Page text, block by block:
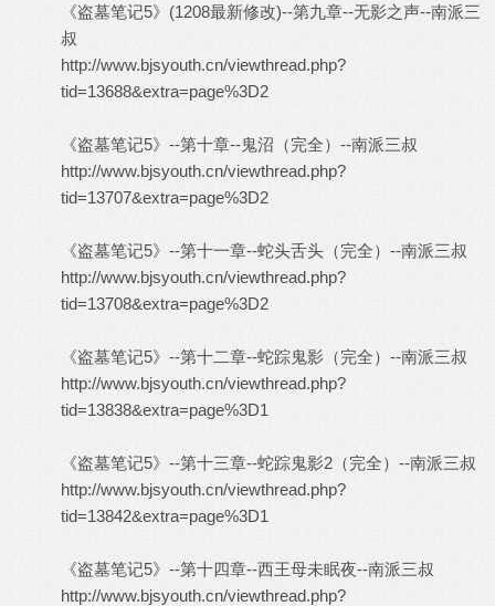
《盗墓笔记5》(1208最新修改)--第九章--无影之声--南派三
叔
http://www.bjsyouth.cn/viewthread.php?
tid=13688&extra=page%3D2
《盗墓笔记5》--第十章--鬼沼（完全）--南派三叔
http://www.bjsyouth.cn/viewthread.php?
tid=13707&extra=page%3D2
《盗墓笔记5》--第十一章--蛇头舌头（完全）--南派三叔
http://www.bjsyouth.cn/viewthread.php?
tid=13708&extra=page%3D2
《盗墓笔记5》--第十二章--蛇踪鬼影（完全）--南派三叔
http://www.bjsyouth.cn/viewthread.php?
tid=13838&extra=page%3D1
《盗墓笔记5》--第十三章--蛇踪鬼影2（完全）--南派三叔
http://www.bjsyouth.cn/viewthread.php?
tid=13842&extra=page%3D1
《盗墓笔记5》--第十四章--西王母未眠夜--南派三叔
http://www.bjsyouth.cn/viewthread.php?